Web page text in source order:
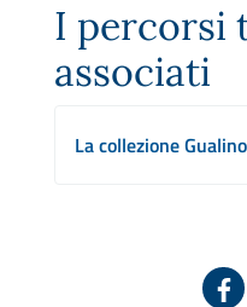
I percorsi
associati
La collezione Gualino